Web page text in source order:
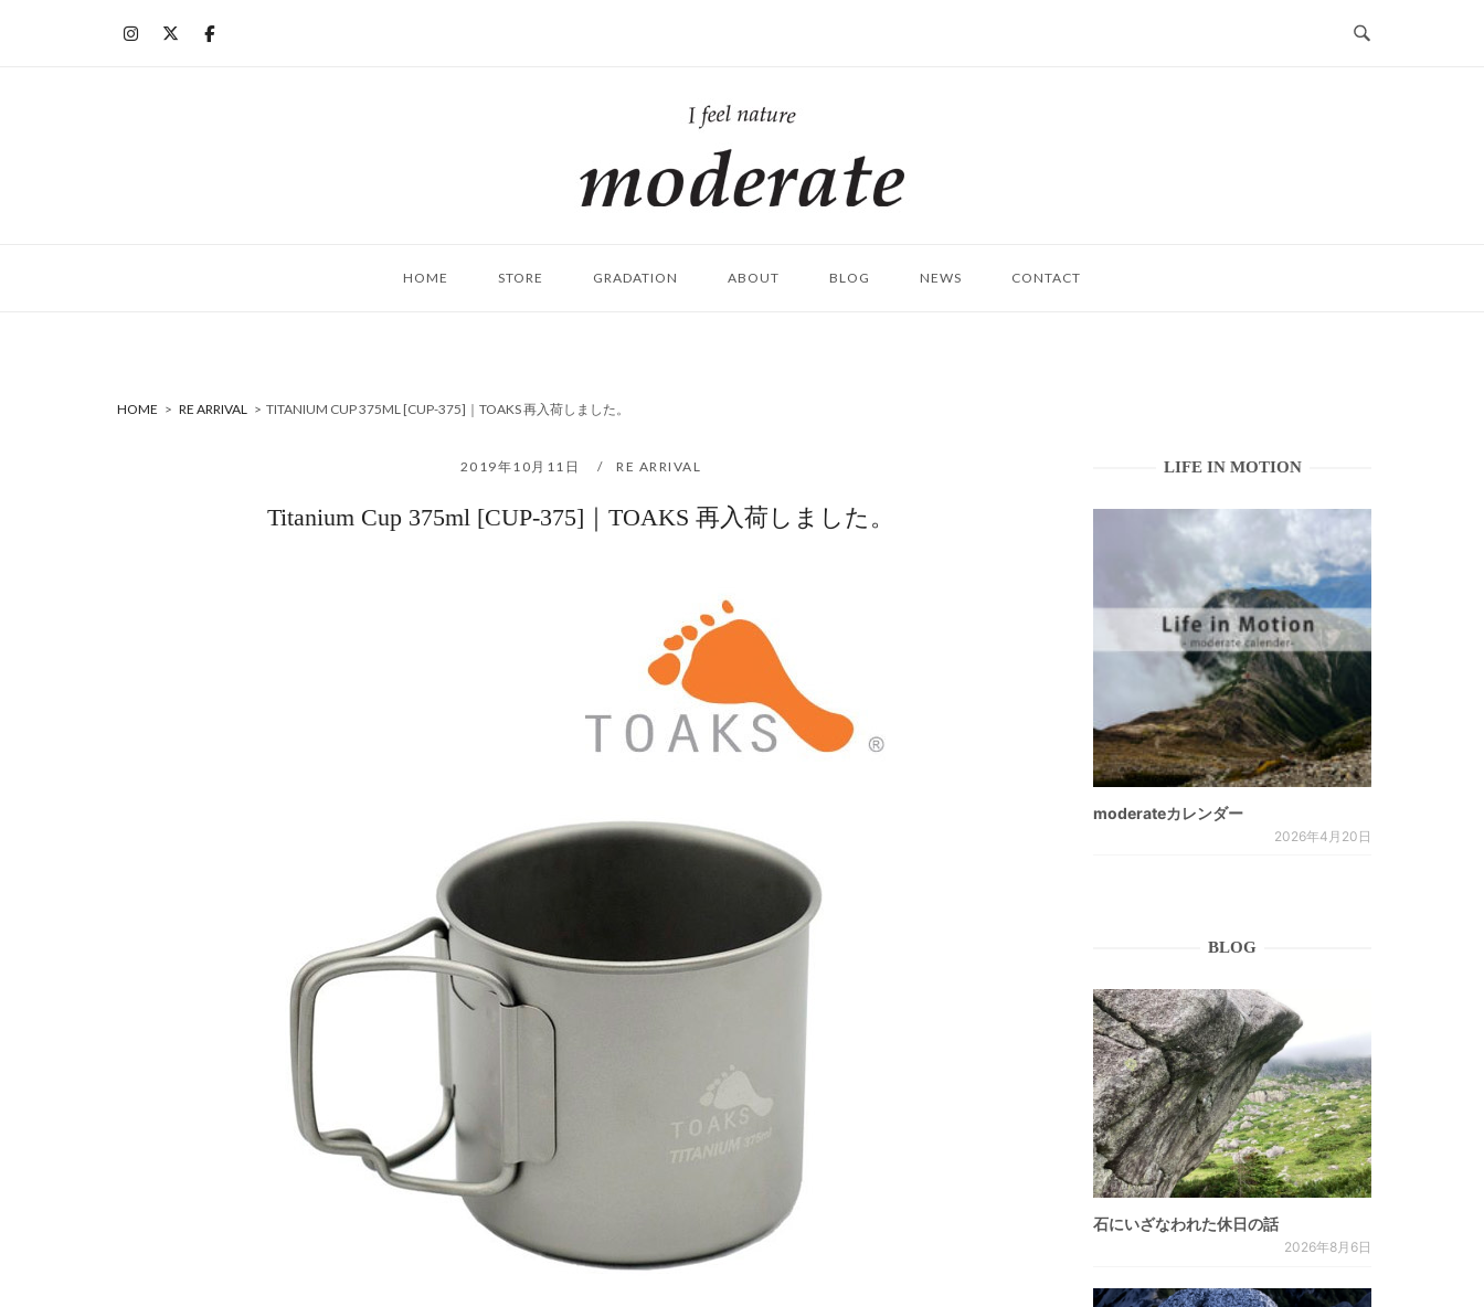
ム
HOME STORE GRADATION ABOUT BLOG NEWS CONTACT
HOME > RE ARRIVAL > TITANIUM CUP 375ML [CUP-375]｜TOAKS 再入荷しました。
2019年10月11日 RE ARRIVAL
Titanium Cup 375ml [CUP-375]｜TOAKS 再入荷しました。
LIFE IN MOTION
moderateカレンダー
2026年4月20日
BLOG
石にいざなわれた休日の話
2026年8月6日